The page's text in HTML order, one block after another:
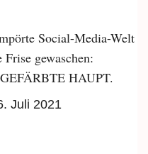
Social-Media-Welt
gewaschen:
HAUPT.
Juli 2021